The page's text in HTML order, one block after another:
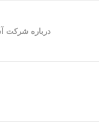
درباره شرکت